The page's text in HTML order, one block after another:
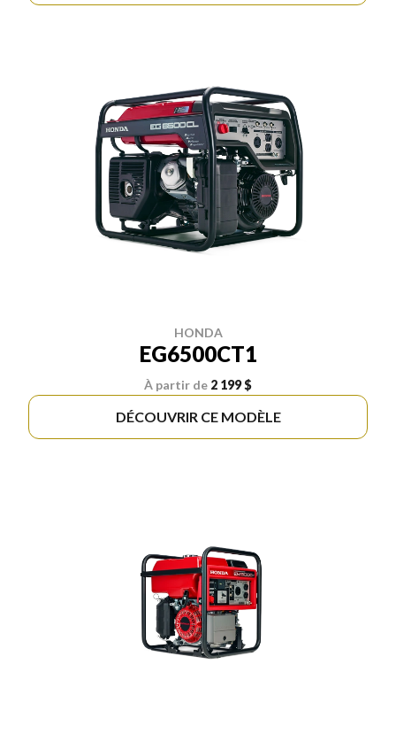
HONDA
EG6500CT1
À partir de 2 199 $
DÉCOUVRIR CE MODÈLE